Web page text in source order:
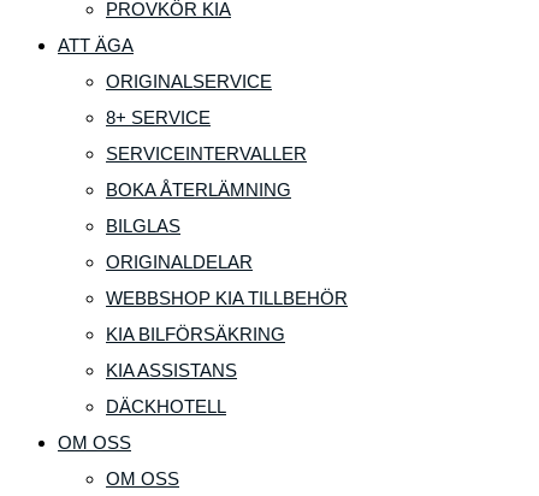
PROVKÖR KIA
ATT ÄGA
ORIGINALSERVICE
8+ SERVICE
SERVICEINTERVALLER
BOKA ÅTERLÄMNING
BILGLAS
ORIGINALDELAR
WEBBSHOP KIA TILLBEHÖR
KIA BILFÖRSÄKRING
KIA ASSISTANS
DÄCKHOTELL
OM OSS
OM OSS